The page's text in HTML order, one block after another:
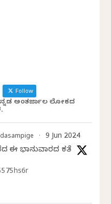
Follow
ಅಂತರ್ಜಾಲ ಲೋಕದ
· 9 Jun 2024
ಈ ಭಾನುವಾರದ ಕತೆ